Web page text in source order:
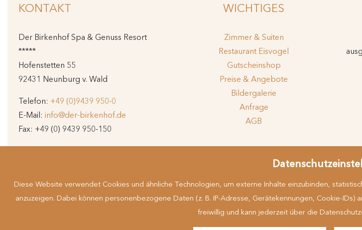
Diese Website verwendet Cookies und ähnliche Technologien, um externe Inhalte einzubinden,
anzuzeigen. Dabei können personenbezogene Daten (z. B. IP-Adresse, Gerätekennungen, Cookie-
freiwillig und kann jederzeit über die
KONTAKT
Der Birkenhof Spa & Genuss Resort
*****
Hofenstetten 55
92431 Neunburg v. Wald
Telefon: +49 (0)9439 950-0
E-Mail: info@der-birkenhof.de
Fax: +49 (0) 9439 950-150
WICHTIGES
Zimmer & Suiten
Restaurant Eisvogel
Gutscheinshop
Preise & Angebote
Bildergalerie
Anfrage
AGB
Infos
Barrierefreiheit
Hinweisgeberportal
Suchbegriff